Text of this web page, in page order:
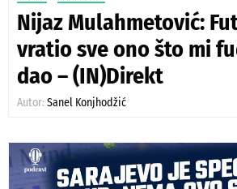
Nijaz Mulahmetović:
vratio sve ono što mi
dao – (IN)Direkt
Autor: Sanel Konjhodžić